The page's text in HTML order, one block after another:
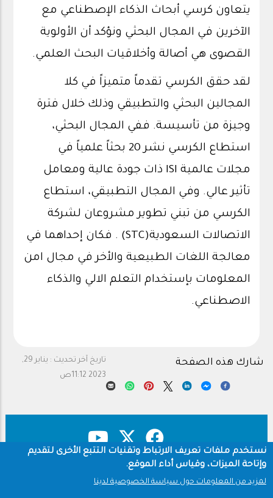
يتعاون كرسي أبحاث الذكاء الإصطناعي مع
الآخرين في المجال البحثي ونؤكد أن الأولوية
القصوى هي أصالة وأخلاقيات البحث العلمي.
لقد حقق الكرسي تقدماً متميزاً في كلا
المجالين البحثي والتطبيقي وذلك خلال فترة
وجيزة من تأسيسة. ففي المجال البحثي،
استطاع الكرسي نشر20 بحثاً علمياً في
مجلات عالمية ISI ذات جودة عالية ومعامل
تأثير عالي. وفي المجال التطبيقي، استطاع
الكرسي من تبني تطوير مشروعان لشركة
الاتصالات السعودية(STC)
. فكان إحداهما في
معالجة اللغات الطبيعية والأخر في مجال امن
المعلومات بإستخدام التعلم الالي والذكاء
الاصطناعي.
تاريخ آخر تحديث :
يناير 29,
2023 11:12ص
شارك هذه الصفحة
Footer
نستخدم ملفات تعريف الارتباط وتقنيات التتبع الأخرى لتقديم
وإتاحة الميزات، وقياس أداء الموقع.
لمزيد من المعلومات حول سياسة الخصوصية لدينا